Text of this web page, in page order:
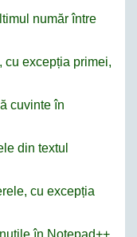
număr între
cu excepția primei,
cuvinte în
din textul
cu excepția